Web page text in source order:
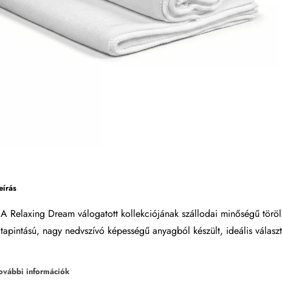
A Relaxing Dream válogatott kollekciójának szállodai minőségű
tapintású, nagy nedvszívó képességű anyagból készült, ideális
információk